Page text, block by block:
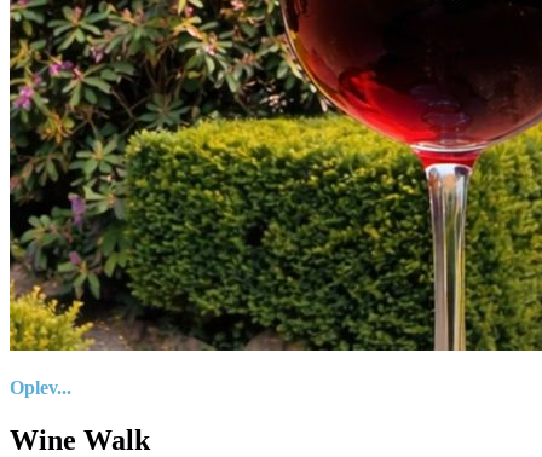
Oplev...
Wine Walk